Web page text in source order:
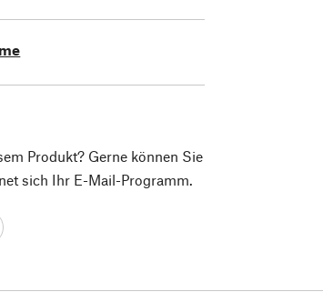
Produkt? Gerne können Sie
sich Ihr E-Mail-Programm.